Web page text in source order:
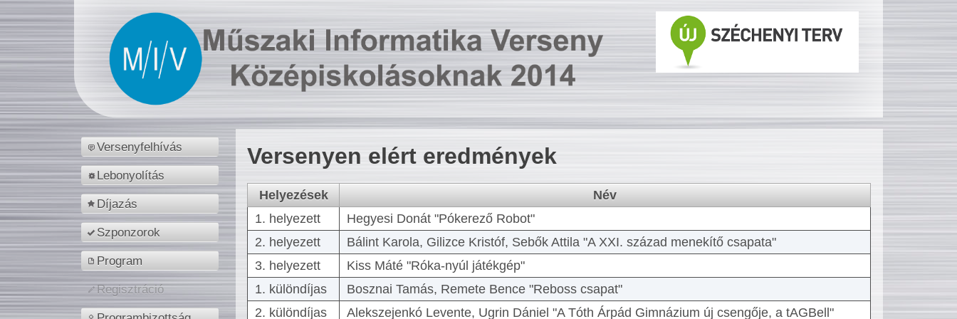
Versenyfelhívás
Lebonyolítás
Díjazás
Szponzorok
Program
Regisztráció
Versenyen elért eredmények
Helyezések
Név
1. helyezett
Hegyesi Donát "Pókerező Robot"
2. helyezett
Bálint Karola, Gilizce Kristóf, Sebők Attila "A XXI. század menekítő csapata"
3. helyezett
Kiss Máté "Róka-nyúl játékgép"
1. különdíjas
Bosznai Tamás, Remete Bence "Reboss csapat"
2. különdíjas
Alekszejenkó Levente, Ugrin Dániel "A Tóth Árpád Gimnázium új csengője, a tAGBell"